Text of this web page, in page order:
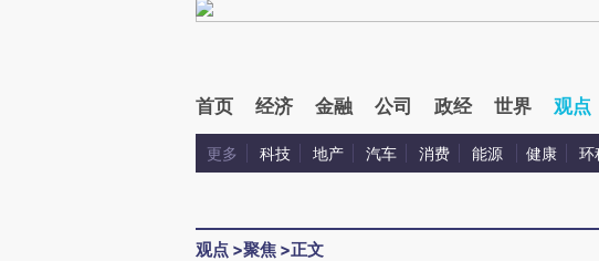
首页 经济 金融 公司 政经 世界 观点
更多 科技 地产 汽车 消费 能源 健康 环
观点 >聚焦 >正文